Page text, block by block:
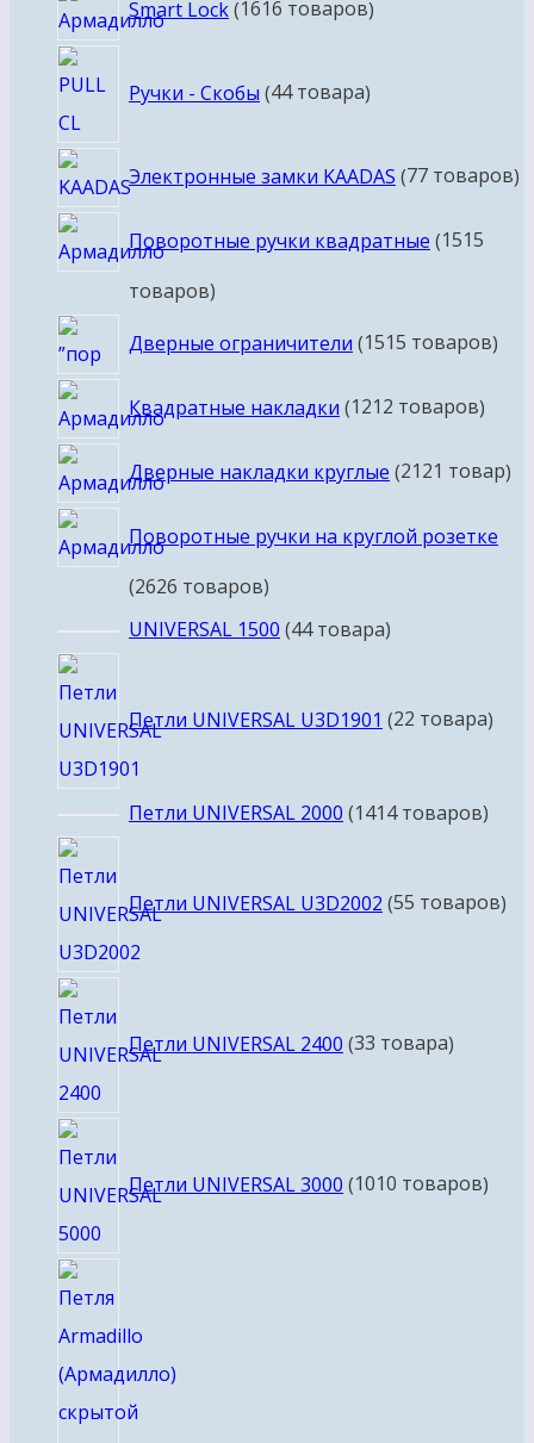
Smart Lock 1616 товаров
Ручки - Скобы 44 товара
Электронные замки KAADAS 77 товаров
Поворотные ручки квадратные 1515
товаров
Дверные ограничители 1515 товаров
Квадратные накладки 1212 товаров
Дверные накладки круглые 2121 товар
Поворотные ручки на круглой розетке
2626 товаров
UNIVERSAL 1500 44 товара
Петли UNIVERSAL U3D1901 22 товара
Петли UNIVERSAL 2000 1414 товаров
Петли UNIVERSAL U3D2002 55 товаров
Петли UNIVERSAL 2400 33 товара
Петли UNIVERSAL 3000 1010 товаров